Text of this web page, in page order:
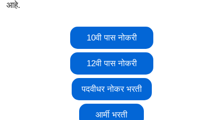
आहे.
10वी पास नोकरी
12वी पास नोकरी
पदवीधर नोकर भरती
आर्मी भरती